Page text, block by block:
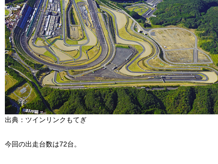
出典：ツインリンクもてぎ
今回の出走台数は72台。